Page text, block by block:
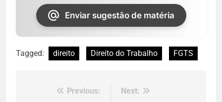
Enviar sugestão de matéria
Tagged: direito Direito do Trabalho FGTS
Navegação
Previous:
Next: